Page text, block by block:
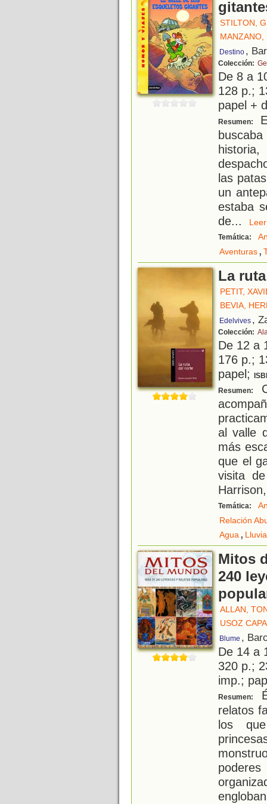
STILTON,
MANZANO,
Destino ,
Colección:
De 8 a
128 p.;
papel +
Resumen:
las
un
estaba
de...
Temática:
Aventuras,
La
PETIT,
BEVIA,
Edelvives ,
Colección:
De 12 a
176 p.;
papel;
Resumen:
al valle
más
que el
visita
Temática:
Relación
Agua, Lluvia
Mitos
240
ALLAN,
USOZ
Blume ,
De 14 a
320 p.;
imp.;
Resumen:
relatos
los